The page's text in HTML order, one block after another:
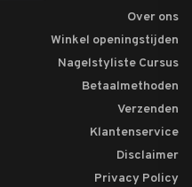
Over ons
Winkel openingstijden
Nagelstyliste Cursus
Betaalmethoden
Verzenden
Klantenservice
Disclaimer
Privacy Policy